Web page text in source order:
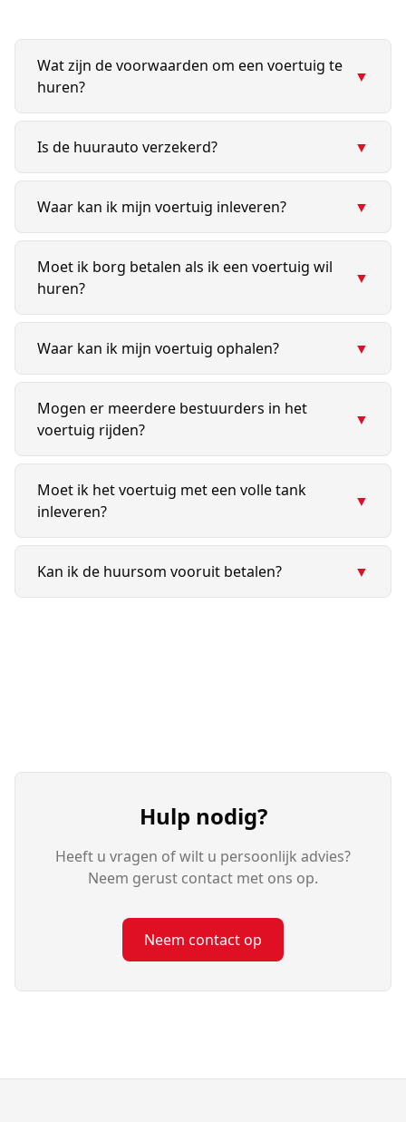
Wat zijn de voorwaarden om een voertuig te
huren?
▼
Is de huurauto verzekerd? ▼
Waar kan ik mijn voertuig inleveren? ▼
Moet ik borg betalen als ik een voertuig wil
huren?
▼
Waar kan ik mijn voertuig ophalen? ▼
Mogen er meerdere bestuurders in het
voertuig rijden?
▼
Moet ik het voertuig met een volle tank
inleveren?
▼
Kan ik de huursom vooruit betalen? ▼
Hulp nodig?
Heeft u vragen of wilt u persoonlijk advies?
Neem gerust contact met ons op.
Neem contact op